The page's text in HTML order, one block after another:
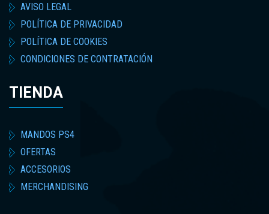
AVISO LEGAL
POLÍTICA DE PRIVACIDAD
POLÍTICA DE COOKIES
CONDICIONES DE CONTRATACIÓN
TIENDA
MANDOS PS4
OFERTAS
ACCESORIOS
MERCHANDISING